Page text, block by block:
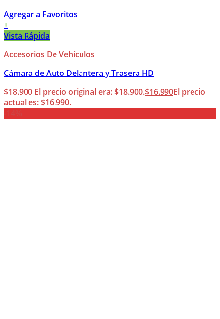
Agregar a Favoritos
+
Vista Rápida
Accesorios De Vehículos
Cámara de Auto Delantera y Trasera HD
$18.900 El precio original era: $18.900.$16.990El precio
actual es: $16.990.